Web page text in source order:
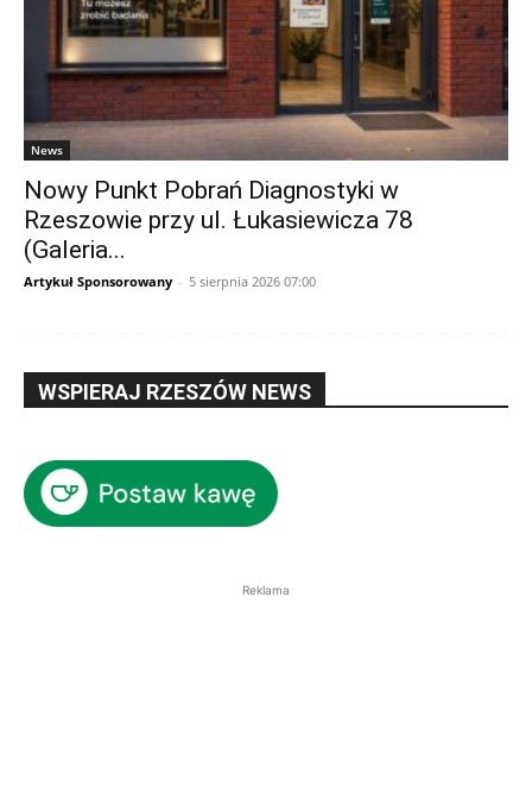
News
Nowy Punkt Pobrań Diagnostyki w
Rzeszowie przy ul. Łukasiewicza 78
(Galeria...
Artykuł Sponsorowany - 5 sierpnia 2026 07:00
WSPIERAJ RZESZÓW NEWS
Reklama